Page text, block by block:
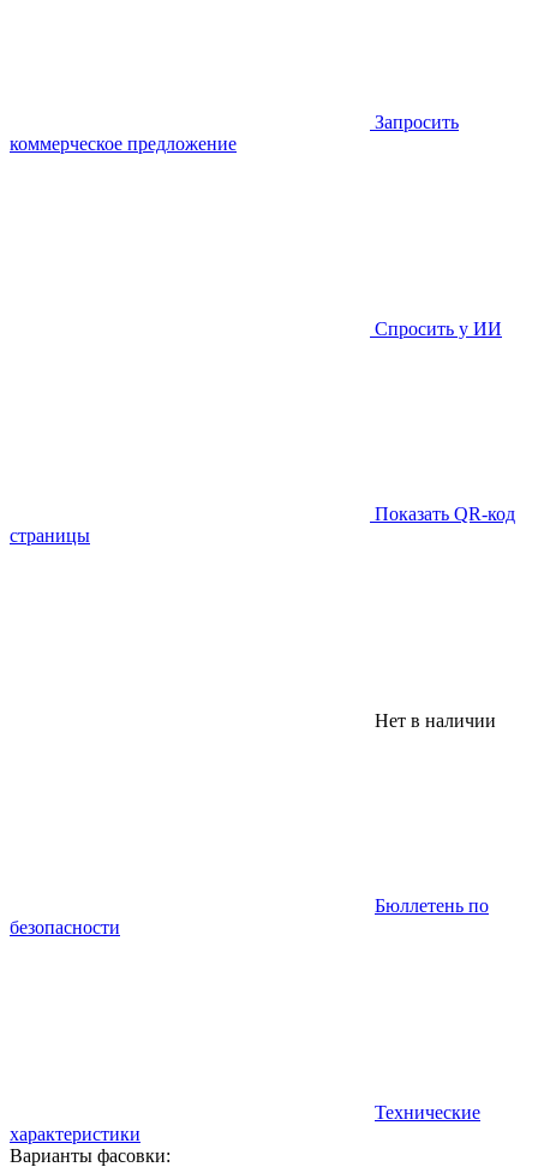
Запросить
коммерческое предложение
Спросить у ИИ
Показать QR-код
страницы
Нет в наличии
Бюллетень по
безопасности
Технические
характеристики
Варианты фасовки: